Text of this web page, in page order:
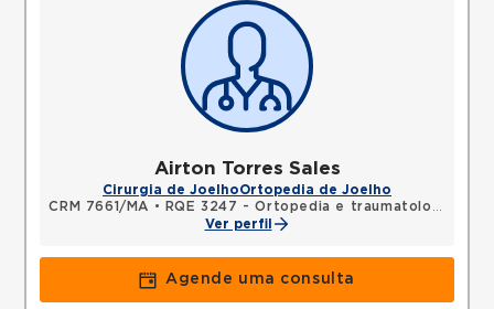
Airton Torres Sales
Cirurgia de JoelhoOrtopedia de Joelho
CRM 7661/MA •
RQE 3247 - Ortopedia e traumatologia
Ver perfil
Agende uma consulta